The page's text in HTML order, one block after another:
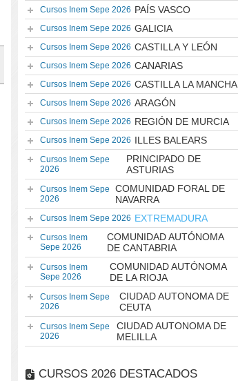
Cursos Inem Sepe 2026 PAÍS VASCO
Cursos Inem Sepe 2026 GALICIA
Cursos Inem Sepe 2026 CASTILLA Y LEÓN
Cursos Inem Sepe 2026 CANARIAS
Cursos Inem Sepe 2026 CASTILLA LA MANCHA
Cursos Inem Sepe 2026 ARAGÓN
Cursos Inem Sepe 2026 REGIÓN DE MURCIA
Cursos Inem Sepe 2026 ILLES BALEARS
Cursos Inem Sepe
2026
PRINCIPADO DE
ASTURIAS
Cursos Inem Sepe
2026
COMUNIDAD FORAL DE
NAVARRA
Cursos Inem Sepe 2026 EXTREMADURA
Cursos Inem
Sepe 2026
COMUNIDAD AUTÓNOMA
DE CANTABRIA
Cursos Inem
Sepe 2026
COMUNIDAD AUTÓNOMA
DE LA RIOJA
Cursos Inem Sepe
2026
CIUDAD AUTONOMA DE
CEUTA
Cursos Inem Sepe
2026
CIUDAD AUTONOMA DE
MELILLA
CURSOS 2026 DESTACADOS